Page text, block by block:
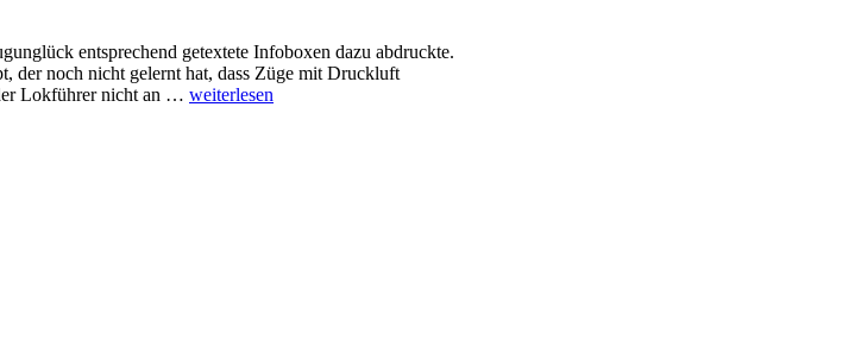
entsprechend getextete Infoboxen dazu abdruckte.
der noch nicht gelernt hat, dass Züge mit Druckluft
Lokführer nicht an … weiterlesen